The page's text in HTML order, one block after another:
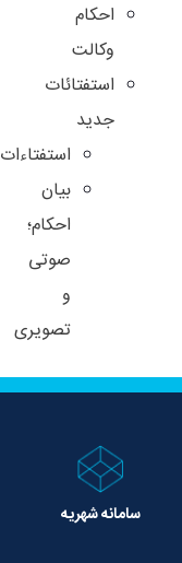
احکام
وکالت
استفتائات
جدید
استفتاءات
بیان
احکام؛
صوتی
و
تصویری
سامانه شهریه